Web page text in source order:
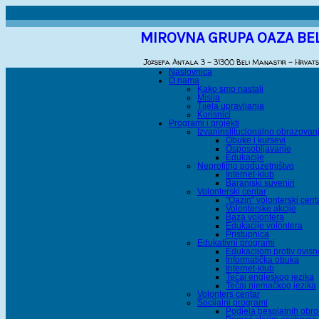
MIROVNA GRUPA OAZA
Jozsefa Antala 3 - 31300 Beli Manastir -
Naslovnica
O nama
Kako smo nastali
Misija
Tijela upravljanja
Korisnici
Programi i projekti
Izvaninstitucionalno
Obuke i kursevi
Osposobljavanje
Edukacije
Neprofitno poduzetništvo
Internet-klub
Baranjski suveniri
Volonterski centar
"Oazin" volonterski
Volonterske akcije
Baza volontera
Edukacije volontera
Pristupnica
Edukativni programi
Edukacijom protiv
Informatička obuka
Internet-klub
Tečaj engleskog jezika
Tečaj njemačkog jezika
Volonters centar
Socijalni programi
Podjela besplatnih